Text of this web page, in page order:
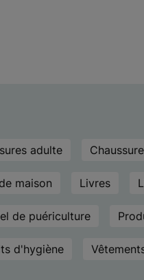
adulte
maison Livres
de puériculture
d'hygiène